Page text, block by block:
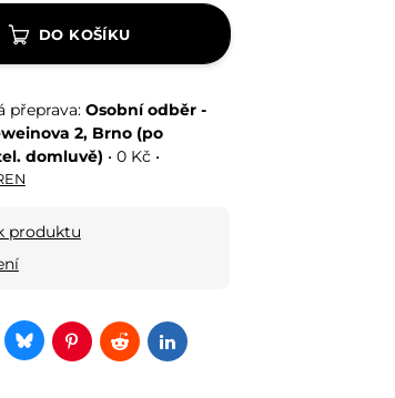
DO KOŠÍKU
Osobní odběr -
2, Brno (po
domluvě) • 0 Kč •
produktu
BlueskyPinterestRedditLinkedIn